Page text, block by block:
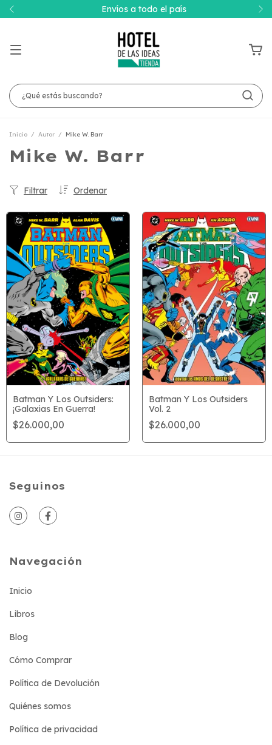
Envíos a todo el país
Inicio / Autor / Mike W. Barr
Mike W. Barr
Ordenar
Filtrar
Batman Y Los Outsiders:
¡Galaxias En Guerra!
$26.000,00
Batman Y Los Outsiders
Vol. 2
$26.000,00
Seguinos
Navegación
Inicio
Libros
Blog
Cómo Comprar
Política de Devolución
Quiénes somos
Política de privacidad